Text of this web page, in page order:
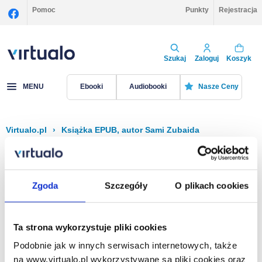
Zgoda Szczegóły O plikach cookies
Ta strona wykorzystuje pliki cookies
Podobnie jak w innych serwisach internetowych, także
na www.virtualo.pl wykorzystywane są pliki cookies oraz
Pomoc Punkty Rejestracja
Szukaj Zaloguj Koszyk
MENU Ebooki Audiobooki Nasze Ceny
Virtualo.pl › Książka EPUB, autor Sami Zubaida
Filtruj Sortuj
Na stronie